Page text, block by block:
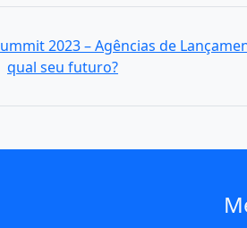
2023 – Agências de
qual seu futuro?